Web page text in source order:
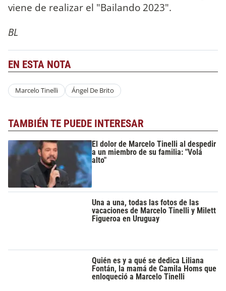
viene de realizar el "Bailando 2023".
BL
EN ESTA NOTA
Marcelo Tinelli Ángel De Brito
TAMBIÉN TE PUEDE INTERESAR
El dolor de Marcelo Tinelli al despedir
a un miembro de su familia: "Volá
alto"
Una a una, todas las fotos de las
vacaciones de Marcelo Tinelli y Milett
Figueroa en Uruguay
Quién es y a qué se dedica Liliana
Fontán, la mamá de Camila Homs que
enloqueció a Marcelo Tinelli